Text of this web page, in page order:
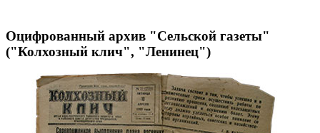
Оцифрованный архив "Сельской газеты"
("Колхозный клич", "Ленинец")